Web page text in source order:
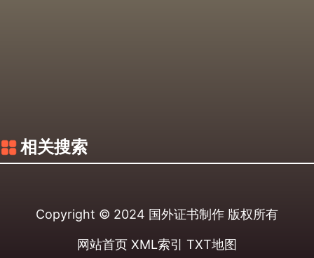
相关搜索
Copyright © 2024 国外证书制作 版权所有
网站首页 XML索引 TXT地图